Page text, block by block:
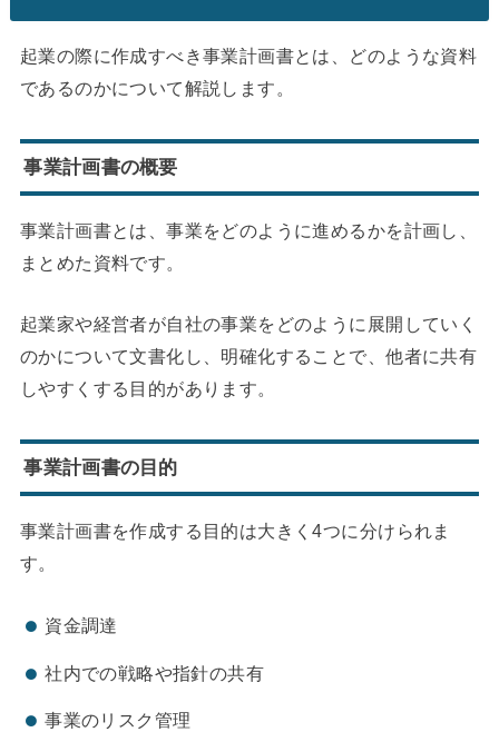
起業の際に作成すべき事業計画書とは、どのような資料
であるのかについて解説します。
事業計画書の概要
事業計画書とは、事業をどのように進めるかを計画し、
まとめた資料です。
起業家や経営者が自社の事業をどのように展開していく
のかについて文書化し、明確化することで、他者に共有
しやすくする目的があります。
事業計画書の目的
事業計画書を作成する目的は大きく4つに分けられま
す。
資金調達
社内での戦略や指針の共有
事業のリスク管理